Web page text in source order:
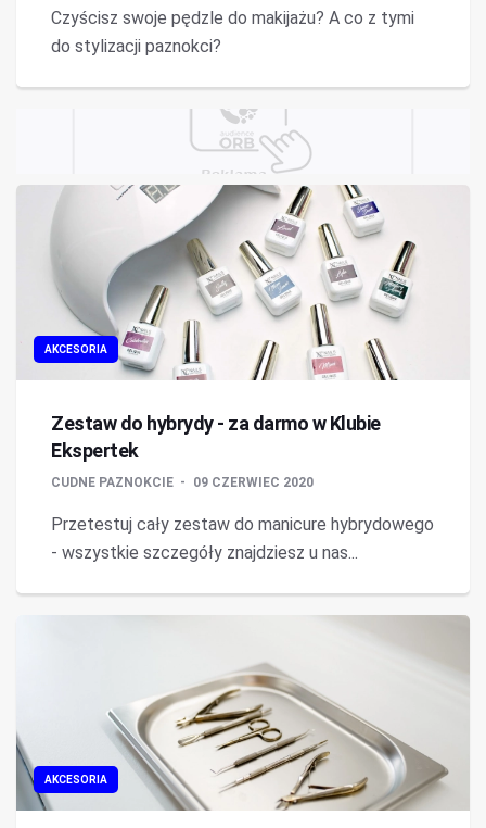
Czyścisz swoje pędzle do makijażu? A co z tymi
do stylizacji paznokci?
AKCESORIA
Zestaw do hybrydy - za darmo w Klubie
Ekspertek
CUDNE PAZNOKCIE 09 CZERWIEC 2020
Przetestuj cały zestaw do manicure hybrydowego
- wszystkie szczegóły znajdziesz u nas...
AKCESORIA